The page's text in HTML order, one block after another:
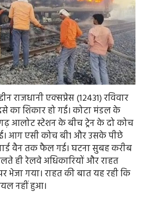
राजधानी एक्सप्रेस (12431) रविवार
का शिकार हो गई। कोटा मंडल के
आलोट स्टेशन के बीच ट्रेन के दो कोच
आग एसी कोच बी1 और उसके पीछे
वैन तक फैल गई। घटना सुबह करीब
ही रेलवे अधिकारियों और राहत
भेजा गया। राहत की बात यह रही कि
नहीं हुआ।